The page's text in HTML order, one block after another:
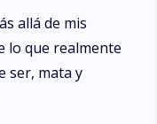
allá de mis
lo que realmente
ser, mata y